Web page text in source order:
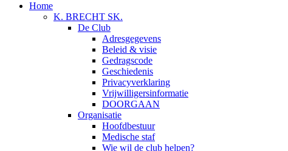
Home
K. BRECHT SK.
De Club
Adresgegevens
Beleid & visie
Gedragscode
Geschiedenis
Privacyverklaring
Vrijwilligersinformatie
DOORGAAN
Organisatie
Hoofdbestuur
Medische staf
Wie wil de club helpen?